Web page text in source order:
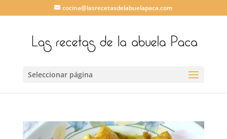
cocina@lasrecetasdelabuelapaca.com
Seleccionar página